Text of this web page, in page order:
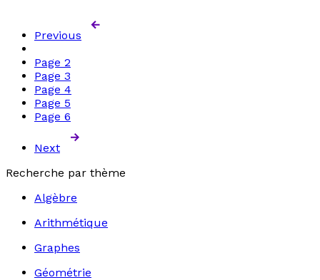
Previous
Page 2
Page 3
Page 4
Page 5
Page 6
Next
Recherche par thème
Algèbre
Arithmétique
Graphes
Géométrie